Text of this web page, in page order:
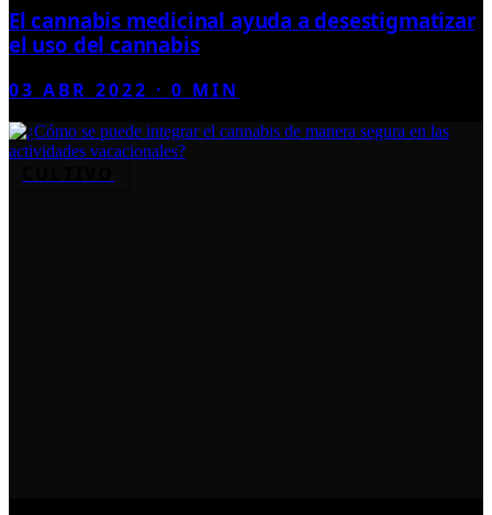
El cannabis medicinal ayuda a desestigmatizar
el uso del cannabis
03 ABR 2022 ·0 MIN